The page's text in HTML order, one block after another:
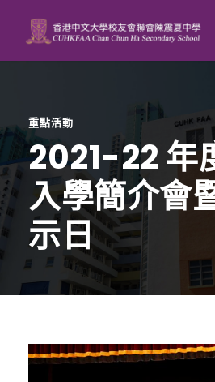
重點活動
2021-22 年
入學簡介會
示日